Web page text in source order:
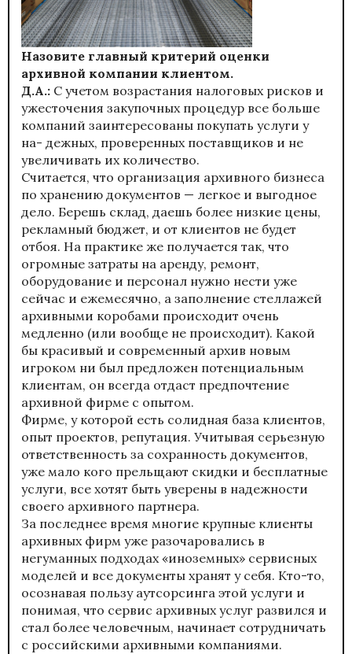
Назовите главный критерий оценки
архивной компании клиентом.
Д.А.: С учетом возрастания налоговых рисков и
ужесточения закупочных процедур все больше
компаний заинтересованы покупать услуги у
на- дежных, проверенных поставщиков и не
увеличивать их количество.
Считается, что организация архивного бизнеса
по хранению документов — легкое и выгодное
дело. Берешь склад, даешь более низкие цены,
рекламный бюджет, и от клиентов не будет
отбоя. На практике же получается так, что
огромные затраты на аренду, ремонт,
оборудование и персонал нужно нести уже
сейчас и ежемесячно, а заполнение стеллажей
архивными коробами происходит очень
медленно (или вообще не происходит). Какой
бы красивый и современный архив новым
игроком ни был предложен потенциальным
клиентам, он всегда отдаст предпочтение
архивной фирме с опытом.
Фирме, у которой есть солидная база клиентов,
опыт проектов, репутация. Учитывая серьезную
ответственность за сохранность документов,
уже мало кого прельщают скидки и бесплатные
услуги, все хотят быть уверены в надежности
своего архивного партнера.
За последнее время многие крупные клиенты
архивных фирм уже разочаровались в
негуманных подходах «иноземных» сервисных
моделей и все документы хранят у себя. Кто-то,
осознавая пользу аутсорсинга этой услуги и
понимая, что сервис архивных услуг развился и
стал более человечным, начинает сотрудничать
с российскими архивными компаниями.